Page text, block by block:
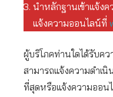
นำหลักฐานเข้าแจ้ง
แจ้งความออนไลน์ที่
ผู้บริโภคท่านใดได้รับค
สามารถแจ้งความดำเ
ที่สุดหรือแจ้งความออนไ